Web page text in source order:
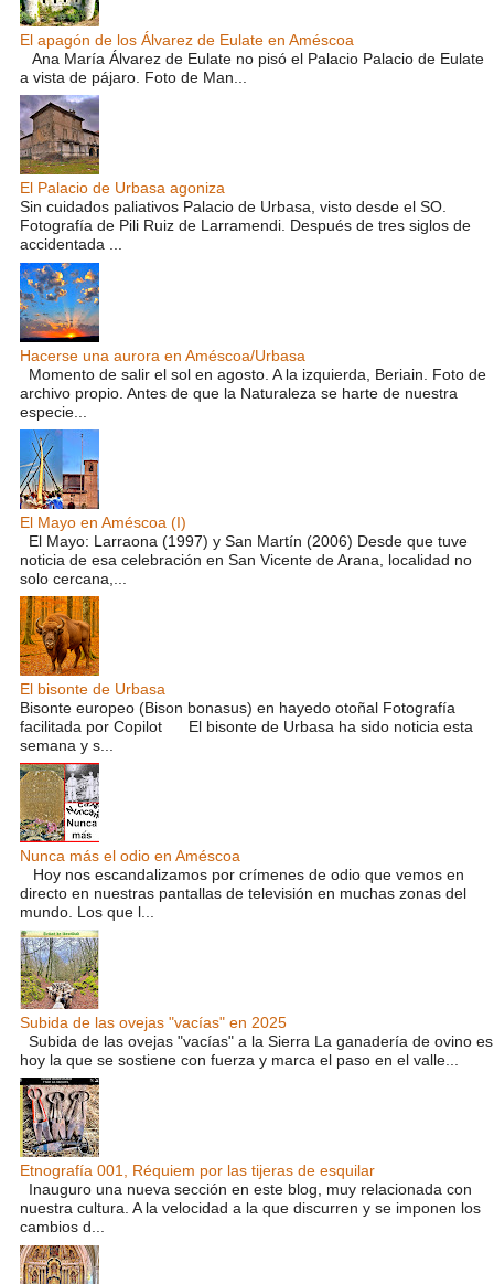
El apagón de los Álvarez de Eulate en Améscoa
Ana María Álvarez de Eulate no pisó el Palacio Palacio de Eulate
a vista de pájaro. Foto de Man...
El Palacio de Urbasa agoniza
Sin cuidados paliativos Palacio de Urbasa, visto desde el SO.
Fotografía de Pili Ruiz de Larramendi. Después de tres siglos de
accidentada ...
Hacerse una aurora en Améscoa/Urbasa
Momento de salir el sol en agosto. A la izquierda, Beriain. Foto de
archivo propio. Antes de que la Naturaleza se harte de nuestra
especie...
El Mayo en Améscoa (I)
El Mayo: Larraona (1997) y San Martín (2006) Desde que tuve
noticia de esa celebración en San Vicente de Arana, localidad no
solo cercana,...
El bisonte de Urbasa
Bisonte europeo (Bison bonasus) en hayedo otoñal Fotografía
facilitada por Copilot El bisonte de Urbasa ha sido noticia esta
semana y s...
Nunca más el odio en Améscoa
Hoy nos escandalizamos por crímenes de odio que vemos en
directo en nuestras pantallas de televisión en muchas zonas del
mundo. Los que l...
Subida de las ovejas "vacías" en 2025
Subida de las ovejas "vacías" a la Sierra La ganadería de ovino es
hoy la que se sostiene con fuerza y marca el paso en el valle...
Etnografía 001, Réquiem por las tijeras de esquilar
Inauguro una nueva sección en este blog, muy relacionada con
nuestra cultura. A la velocidad a la que discurren y se imponen los
cambios d...